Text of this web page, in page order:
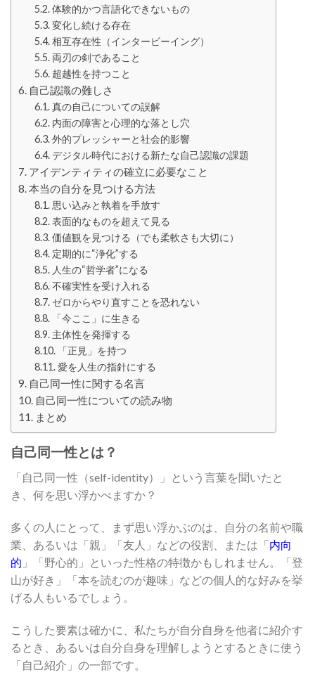
体験的かつ言語化できないもの
変化し続ける存在
相互存在性（インタービーイング）
両刃の剣であること
超越性を持つこと
自己認識の難しさ
真の自己についての誤解
内面の障害と心理的な落とし穴
外的プレッシャーと社会的影響
デジタル時代における新たな自己認識の課題
アイデンティティの確立に必要なこと
本当の自分を見つける方法
思い込みと執着を手放す
表面的なものを超えて見る
価値観を見つける（でも柔軟さも大切に）
定期的に“浄化”する
人生の“哲学者”になる
不確実性を受け入れる
ゼロからやり直すことを恐れない
「今ここ」に生きる
主体性を発揮する
「正見」を持つ
愛を人生の指針にする
自己同一性に関する名言
自己同一性についての読み物
まとめ
自己同一性とは？
「自己同一性（self-identity）」という言葉を聞いたと
き、何を思い浮かべますか？
多くの人にとって、まず思い浮かぶのは、自分の名前や職
業、あるいは「親」「友人」などの役割、または「内向
的 」「野心的」といった性格の特徴かもしれません。「登
山が好き」「本を読むのが趣味」などの個人的な好みを挙
げる人もいるでしょう。
こうした要素は確かに、私たちが自分自身を他者に紹介す
るとき、あるいは自分自身を理解しようとするときに使う
「自己紹介」の一部です。